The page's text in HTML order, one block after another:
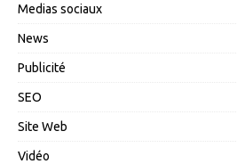
Medias sociaux
News
Publicité
SEO
Site Web
Vidéo